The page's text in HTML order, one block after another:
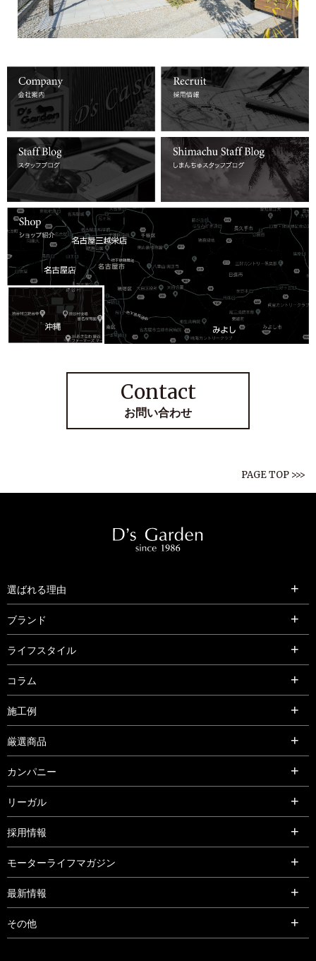
Contact
お問い合わせ
PAGE TOP >>>
選ばれる理由
ブランド
ライフスタイル
コラム
施工例
厳選商品
カンパニー
リーガル
採用情報
モーターライフマガジン
最新情報
その他